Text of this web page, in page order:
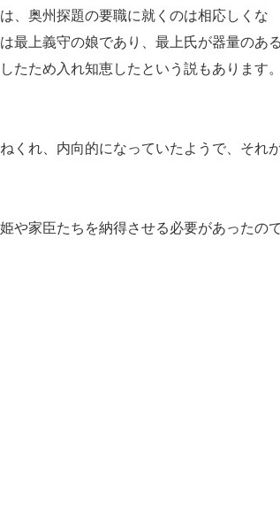
、奥州探題の要職に就くのは相応しくな
最上義守の娘であり、最上氏が器量のあ
たため入れ知恵したという説もあります
くれ、内向的になっていたようで、それ
や家臣たちを納得させる必要があったの